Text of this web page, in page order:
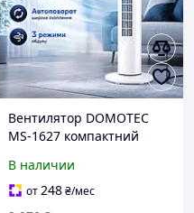
Вентилятор DOMOTEC
MS-1627 компактний
для дому 45Вт кімнатний
вентилятор настільний
тихий вентилятор для
В наличии
от248₴/мес